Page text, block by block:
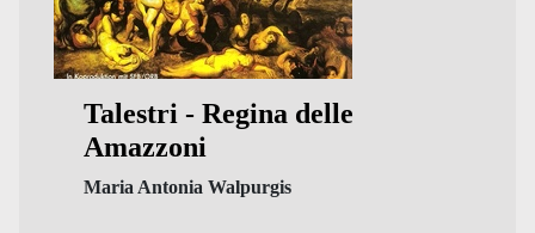
Talestri - Regina delle
Amazzoni
Maria Antonia Walpurgis